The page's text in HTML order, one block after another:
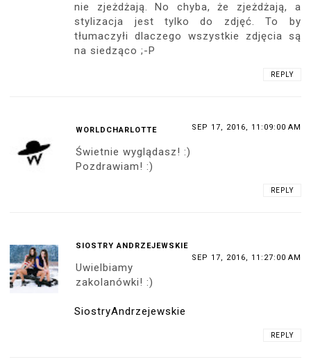
nie zjeżdżają. No chyba, że zjeżdżają, a
stylizacja jest tylko do zdjęć. To by
tłumaczyłi dlaczego wszystkie zdjęcia są
na siedząco ;-P
REPLY
WORLDCHARLOTTE SEP 17, 2016, 11:09:00 AM
Świetnie wyglądasz! :)
Pozdrawiam! :)
REPLY
SIOSTRY ANDRZEJEWSKIE
SEP 17, 2016, 11:27:00 AM
Uwielbiamy
zakolanówki! :)
SiostryAndrzejewskie
REPLY